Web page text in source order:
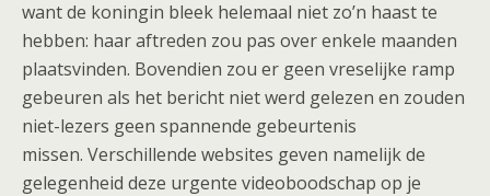
want de koningin bleek helemaal niet zo’n haast te
hebben: haar aftreden zou pas over enkele maanden
plaatsvinden. Bovendien zou er geen vreselijke ramp
gebeuren als het bericht niet werd gelezen en zouden
niet-lezers geen spannende gebeurtenis
missen. Verschillende websites geven namelijk de
gelegenheid deze urgente videoboodschap op je